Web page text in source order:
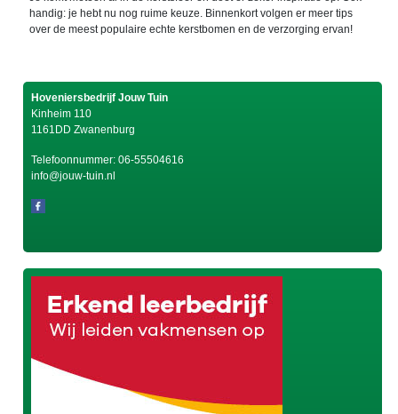
handig: je hebt nu nog ruime keuze. Binnenkort volgen er meer tips
over de meest populaire echte kerstbomen en de verzorging ervan!
Hoveniersbedrijf Jouw Tuin
Kinheim 110
1161DD Zwanenburg
Telefoonnummer: 06-55504616
info@jouw-tuin.nl